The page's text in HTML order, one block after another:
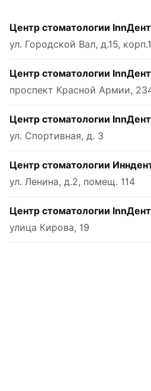
Центр стоматологии
ул. Городской Вал, д.15, корп.1
Центр стоматологии
проспект Красной Армии,
Центр стоматологии
ул. Спортивная, д. 3
Центр стоматологии
ул. Ленина, д.2, помещ. 114
Центр стоматологии
улица Кирова, 19